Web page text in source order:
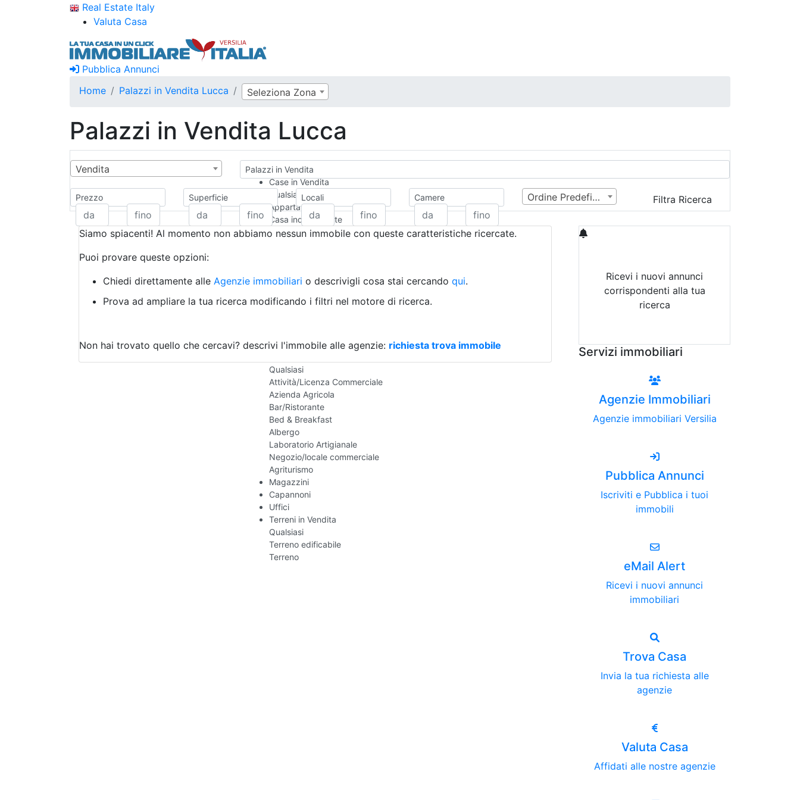
Real Estate Italy
Valuta Casa
Pubblica Annunci
Home
Palazzi in Vendita Lucca Seleziona Zona
Palazzi in Vendita Lucca
Vendita
Palazzi in Vendita
Case in Vendita
Qualsiasi
Appartamento
Casa indipendente
Casa Semi-indipendente
Rustico/Casale
Camera d'Albergo
Box/Garage
Qualsiasi
Attività/Licenza Commerciale
Azienda Agricola
Bar/Ristorante
Bed & Breakfast
Albergo
Laboratorio Artigianale
Negozio/locale commerciale
Agriturismo
Magazzini
Capannoni
Uffici
Terreni in Vendita
Qualsiasi
Terreno edificabile
Terreno
Prezzo Superficie Locali Camere Ordine Predefinito Filtra Ricerca
Siamo spiacenti! Al momento non abbiamo nessun immobile con queste caratteristiche ricercate.
Puoi provare queste opzioni:
Chiedi direttamente alle Agenzie immobiliari o descrivigli cosa stai cercando qui.
Prova ad ampliare la tua ricerca modificando i filtri nel motore di ricerca.
Non hai trovato quello che cercavi? descrivi l'immobile alle agenzie: richiesta trova immobile
Ricevi i nuovi annunci
corrispondenti alla tua
ricerca
Servizi immobiliari
Agenzie Immobiliari
Agenzie immobiliari Versilia
Pubblica Annunci
Iscriviti e Pubblica i tuoi
immobili
eMail Alert
Ricevi i nuovi annunci
immobiliari
Trova Casa
Invia la tua richiesta alle
agenzie
Valuta Casa
Affidati alle nostre agenzie